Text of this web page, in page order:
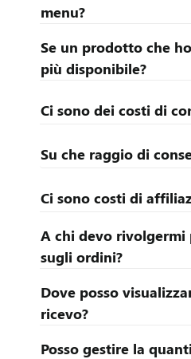
menu?
Se un prodotto che
più disponibile?
Ci sono dei costi di
Su che raggio di
Ci sono costi di
A chi devo rivolgermi
sugli ordini?
Dove posso
ricevo?
Posso gestire la